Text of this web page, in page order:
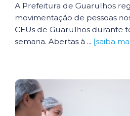
A Prefeitura de Guarulhos
movimentação de pessoas
CEUs de Guarulhos durante
semana. Abertas à ... [saiba